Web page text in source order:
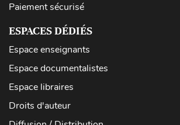
Paiement sécurisé
ESPACES DÉDIÉS
Espace enseignants
Espace documentalistes
Espace libraires
Droits d'auteur